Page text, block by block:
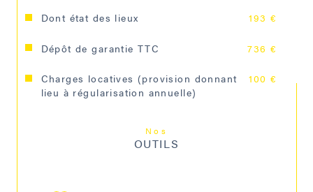
Dont état des lieux 193 €
Dépôt de garantie TTC 736 €
Charges locatives (provision donnant
lieu à régularisation annuelle)
100 €
Nos
OUTILS